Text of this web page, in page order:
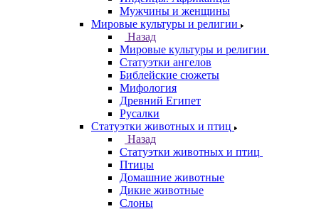
Мужчины и женщины
Мировые культуры и религии
Назад
Мировые культуры и религии
Статуэтки ангелов
Библейские сюжеты
Мифология
Древний Египет
Русалки
Статуэтки животных и птиц
Назад
Статуэтки животных и птиц
Птицы
Домашние животные
Дикие животные
Слоны